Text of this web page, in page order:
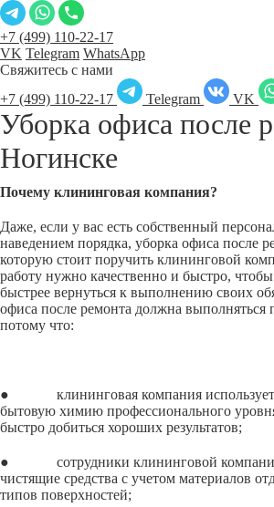
+7 (499) 110-22-17
VK Telegram WhatsApp
Свяжитесь с нами
+7 (499) 110-22-17
Telegram VK
Уборка офиса после
Ногинске
Почему клининговая компания?
Даже, если у вас есть собственный
наведением порядка, уборка офиса после
которую стоит поручить клининговой
работу нужно качественно и быстро,
быстрее вернуться к выполнению своих
офиса после ремонта должна выполняться
потому что:
● клининговая компания использует
бытовую химию профессионального
быстро добиться хороших результатов;
● сотрудники клининговой
чистящие средства с учетом материалов
типов поверхностей;